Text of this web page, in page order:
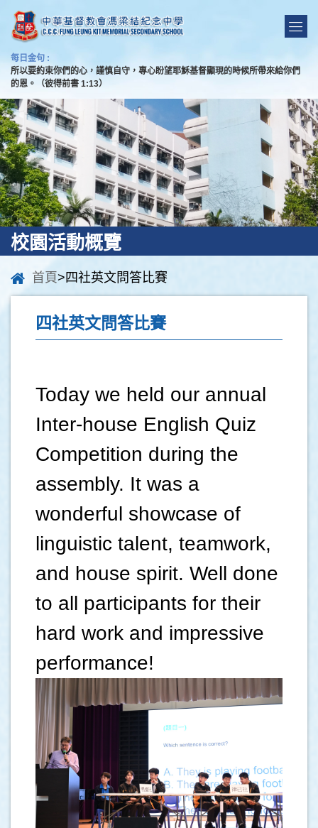
每日金句 :
所以要約束你們的心，謹慎自守，專心盼望耶穌基督顯現的時候所帶來給你們
的恩。（彼得前書 1:13）
校園活動概覽
首頁>四社英文問答比賽
四社英文問答比賽
Today we held our annual
Inter-house English Quiz
Competition during the
assembly. It was a
wonderful showcase of
linguistic talent, teamwork,
and house spirit. Well done
to all participants for their
hard work and impressive
performance!